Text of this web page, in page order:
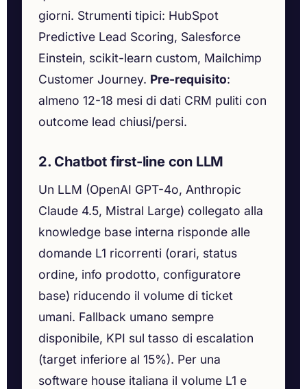
giorni. Strumenti tipici: HubSpot
Predictive Lead Scoring, Salesforce
Einstein, scikit-learn custom, Mailchimp
Customer Journey. Pre-requisito:
almeno 12-18 mesi di dati CRM puliti con
outcome lead chiusi/persi.
2. Chatbot first-line con LLM
Un LLM (OpenAI GPT-4o, Anthropic
Claude 4.5, Mistral Large) collegato alla
knowledge base interna risponde alle
domande L1 ricorrenti (orari, status
ordine, info prodotto, configuratore
base) riducendo il volume di ticket
umani. Fallback umano sempre
disponibile, KPI sul tasso di escalation
(target inferiore al 15%). Per una
software house italiana il volume L1 e